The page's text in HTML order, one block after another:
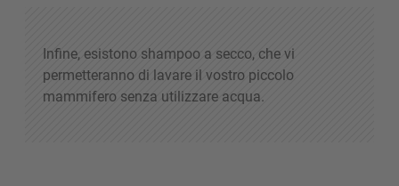
Infine, esistono shampoo a secco, che vi
permetteranno di lavare il vostro piccolo
mammifero senza utilizzare acqua.